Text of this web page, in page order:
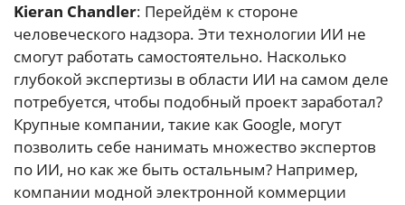
Kieran Chandler: Перейдём к стороне
человеческого надзора. Эти технологии ИИ не
смогут работать самостоятельно. Насколько
глубокой экспертизы в области ИИ на самом деле
потребуется, чтобы подобный проект заработал?
Крупные компании, такие как Google, могут
позволить себе нанимать множество экспертов
по ИИ, но как же быть остальным? Например,
компании модной электронной коммерции